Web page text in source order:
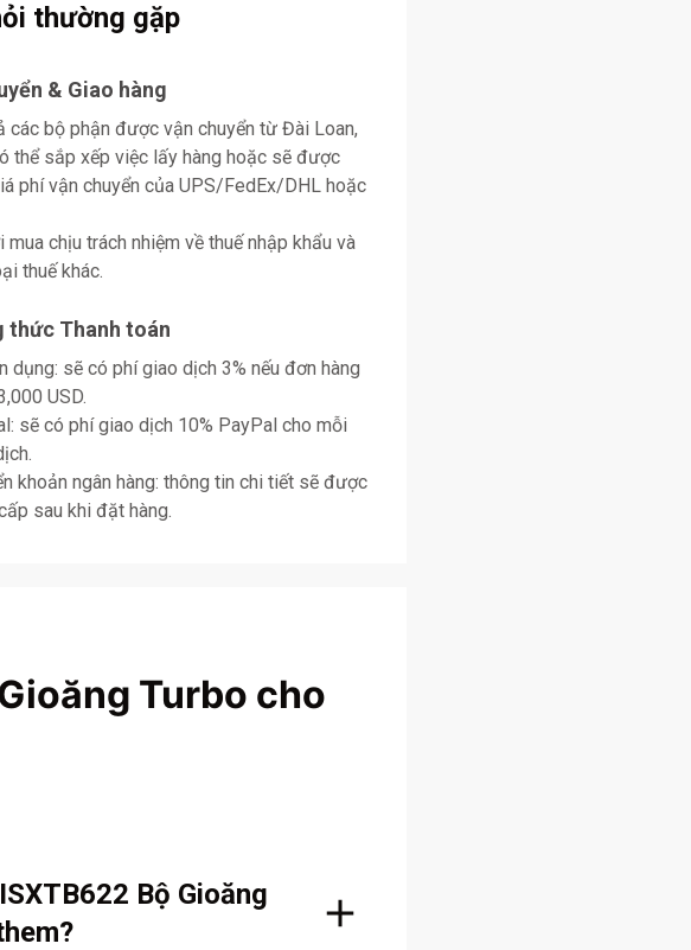
thường gặp
& Giao hàng
các bộ phận được vận chuyển từ Đài Loan,
thể sắp xếp việc lấy hàng hoặc sẽ được
phí vận chuyển của UPS/FedEx/DHL hoặc
mua chịu trách nhiệm về thuế nhập khẩu và
thuế khác.
thức Thanh toán
dụng: sẽ có phí giao dịch 3% nếu đơn hàng
USD.
sẽ có phí giao dịch 10% PayPal cho mỗi
khoản ngân hàng: thông tin chi tiết sẽ được
sau khi đặt hàng.
Turbo cho
Bộ Gioăng